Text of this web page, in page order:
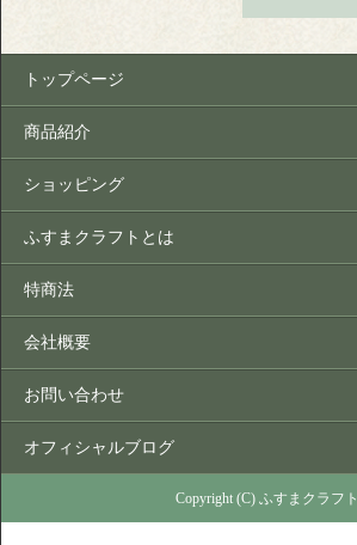
トップページ
商品紹介
ショッピング
ふすまクラフトとは
特商法
会社概要
お問い合わせ
オフィシャルブログ
Copyright (C) ふすまクラフト